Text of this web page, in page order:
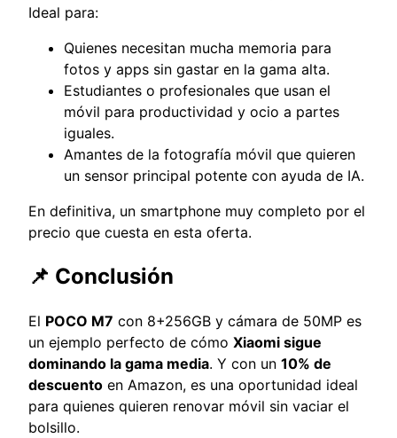
Ideal para:
Quienes necesitan mucha memoria para
fotos y apps sin gastar en la gama alta.
Estudiantes o profesionales que usan el
móvil para productividad y ocio a partes
iguales.
Amantes de la fotografía móvil que quieren
un sensor principal potente con ayuda de IA.
En definitiva, un smartphone muy completo por el
precio que cuesta en esta oferta.
📌 Conclusión
El POCO M7 con 8+256GB y cámara de 50MP es
un ejemplo perfecto de cómo Xiaomi sigue
dominando la gama media. Y con un 10% de
descuento en Amazon, es una oportunidad ideal
para quienes quieren renovar móvil sin vaciar el
bolsillo.